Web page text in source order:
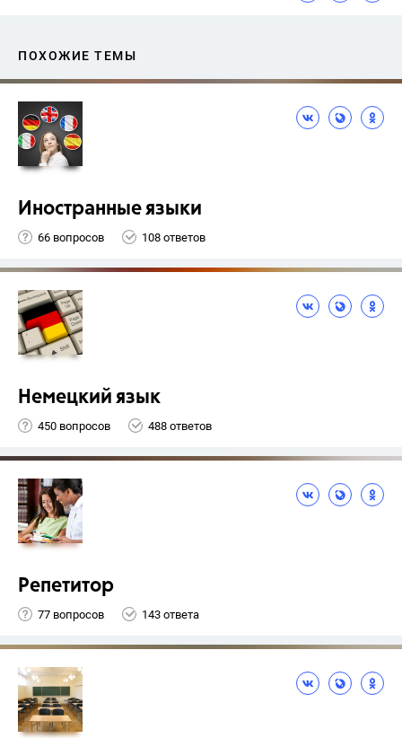
ПОХОЖИЕ ТЕМЫ
Иностранные языки
66 вопросов 108 ответов
Немецкий язык
450 вопросов 488 ответов
Репетитор
77 вопросов 143 ответа